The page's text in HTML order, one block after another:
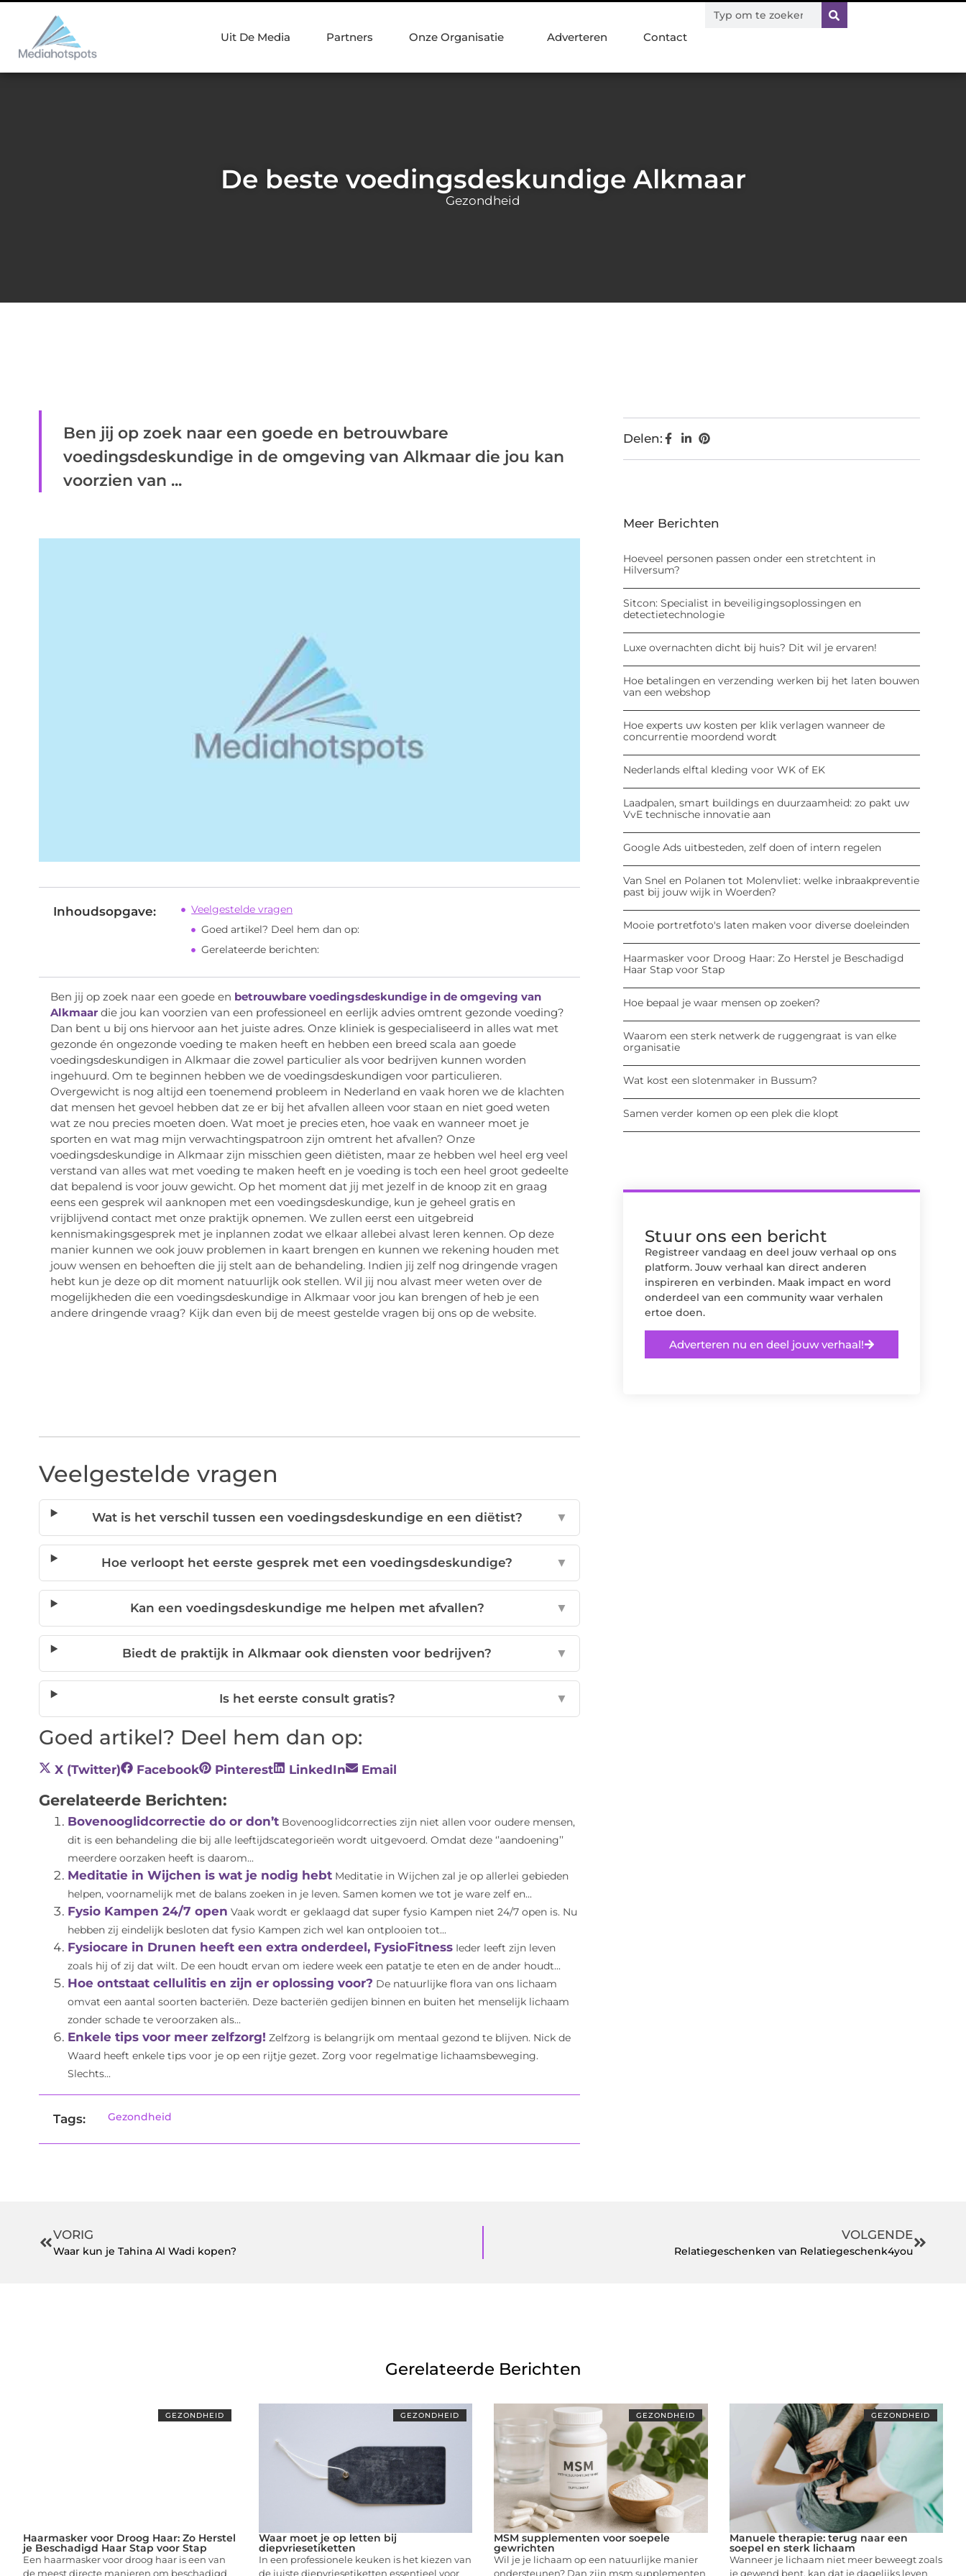
Uit De Media Partners Onze Organisatie Adverteren Contact
De beste voedingsdeskundige Alkmaar
Gezondheid
Ben jij op zoek naar een goede en betrouwbare
voedingsdeskundige in de omgeving van Alkmaar die jou kan
voorzien van ...
Inhoudsopgave:
Veelgestelde vragen
Goed artikel? Deel hem dan op:
Gerelateerde berichten:
Ben jij op zoek naar een goede en betrouwbare voedingsdeskundige in de omgeving van
Alkmaardie jou kan voorzien van een professioneel en eerlijk advies omtrent gezonde voeding?
Dan bent u bij ons hiervoor aan het juiste adres. Onze kliniek is gespecialiseerd in alles wat met
gezonde én ongezonde voeding te maken heeft en hebben een breed scala aan goede
voedingsdeskundigen in Alkmaar die zowel particulier als voor bedrijven kunnen worden
ingehuurd. Om te beginnen hebben we de voedingsdeskundigen voor particulieren.
Overgewicht is nog altijd een toenemend probleem in Nederland en vaak horen we de klachten
dat mensen het gevoel hebben dat ze er bij het afvallen alleen voor staan en niet goed weten
wat ze nou precies moeten doen. Wat moet je precies eten, hoe vaak en wanneer moet je
sporten en wat mag mijn verwachtingspatroon zijn omtrent het afvallen? Onze
voedingsdeskundige in Alkmaar zijn misschien geen diëtisten, maar ze hebben wel heel erg veel
verstand van alles wat met voeding te maken heeft en je voeding is toch een heel groot gedeelte
dat bepalend is voor jouw gewicht. Op het moment dat jij met jezelf in de knoop zit en graag
eens een gesprek wil aanknopen met een voedingsdeskundige, kun je geheel gratis en
vrijblijvend contact met onze praktijk opnemen. We zullen eerst een uitgebreid
kennismakingsgesprek met je inplannen zodat we elkaar allebei alvast leren kennen. Op deze
manier kunnen we ook jouw problemen in kaart brengen en kunnen we rekening houden met
jouw wensen en behoeften die jij stelt aan de behandeling. Indien jij zelf nog dringende vragen
hebt kun je deze op dit moment natuurlijk ook stellen. Wil jij nou alvast meer weten over de
mogelijkheden die een voedingsdeskundige in Alkmaar voor jou kan brengen of heb je een
andere dringende vraag? Kijk dan even bij de meest gestelde vragen bij ons op de website.
Veelgestelde vragen
Wat is het verschil tussen een voedingsdeskundige en een diëtist? ▼
Hoe verloopt het eerste gesprek met een voedingsdeskundige? ▼
Kan een voedingsdeskundige me helpen met afvallen? ▼
Biedt de praktijk in Alkmaar ook diensten voor bedrijven? ▼
Is het eerste consult gratis? ▼
Goed artikel? Deel hem dan op:
X (Twitter) Facebook Pinterest LinkedIn Email
Gerelateerde Berichten:
Bovenooglidcorrectie do or don’t Bovenooglidcorrecties zijn niet allen voor oudere mensen,
dit is een behandeling die bij alle leeftijdscategorieën wordt uitgevoerd. Omdat deze ‘’aandoening’’
meerdere oorzaken heeft is daarom...
Meditatie in Wijchen is wat je nodig hebt Meditatie in Wijchen zal je op allerlei gebieden
helpen, voornamelijk met de balans zoeken in je leven. Samen komen we tot je ware zelf en...
Fysio Kampen 24/7 open Vaak wordt er geklaagd dat super fysio Kampen niet 24/7 open is. Nu
hebben zij eindelijk besloten dat fysio Kampen zich wel kan ontplooien tot...
Fysiocare in Drunen heeft een extra onderdeel, FysioFitness Ieder leeft zijn leven
zoals hij of zij dat wilt. De een houdt ervan om iedere week een patatje te eten en de ander houdt...
Hoe ontstaat cellulitis en zijn er oplossing voor? De natuurlijke flora van ons lichaam
omvat een aantal soorten bacteriën. Deze bacteriën gedijen binnen en buiten het menselijk lichaam
zonder schade te veroorzaken als...
Enkele tips voor meer zelfzorg! Zelfzorg is belangrijk om mentaal gezond te blijven. Nick de
Waard heeft enkele tips voor je op een rijtje gezet. Zorg voor regelmatige lichaamsbeweging.
Slechts...
Tags: Gezondheid
Delen:
Meer Berichten
Hoeveel personen passen onder een stretchtent in
Hilversum?
Sitcon: Specialist in beveiligingsoplossingen en
detectietechnologie
Luxe overnachten dicht bij huis? Dit wil je ervaren!
Hoe betalingen en verzending werken bij het laten bouwen
van een webshop
Hoe experts uw kosten per klik verlagen wanneer de
concurrentie moordend wordt
Nederlands elftal kleding voor WK of EK
Laadpalen, smart buildings en duurzaamheid: zo pakt uw
VvE technische innovatie aan
Google Ads uitbesteden, zelf doen of intern regelen
Van Snel en Polanen tot Molenvliet: welke inbraakpreventie
past bij jouw wijk in Woerden?
Mooie portretfoto's laten maken voor diverse doeleinden
Haarmasker voor Droog Haar: Zo Herstel je Beschadigd
Haar Stap voor Stap
Hoe bepaal je waar mensen op zoeken?
Waarom een sterk netwerk de ruggengraat is van elke
organisatie
Wat kost een slotenmaker in Bussum?
Samen verder komen op een plek die klopt
Stuur ons een bericht
Registreer vandaag en deel jouw verhaal op ons
platform. Jouw verhaal kan direct anderen
inspireren en verbinden. Maak impact en word
onderdeel van een community waar verhalen
ertoe doen.
Adverteren nu en deel jouw verhaal!
VORIG
Waar kun je Tahina Al Wadi kopen?
VOLGENDE
Relatiegeschenken van Relatiegeschenk4you
Gerelateerde Berichten
GEZONDHEID
Haarmasker voor Droog Haar: Zo Herstel
je Beschadigd Haar Stap voor Stap
Een haarmasker voor droog haar is een van
de meest directe manieren om beschadigd
GEZONDHEID
Waar moet je op letten bij
diepvriesetiketten
In een professionele keuken is het kiezen van
de juiste diepvriesetiketten essentieel voor
GEZONDHEID
MSM supplementen voor soepele
gewrichten
Wil je je lichaam op een natuurlijke manier
ondersteunen? Dan zijn msm supplementen
GEZONDHEID
Manuele therapie: terug naar een
soepel en sterk lichaam
Wanneer je lichaam niet meer beweegt zoals
je gewend bent, kan dat je dagelijks leven